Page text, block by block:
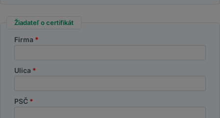
Žiadateľ o certifikát
Firma
Ulica
PSČ